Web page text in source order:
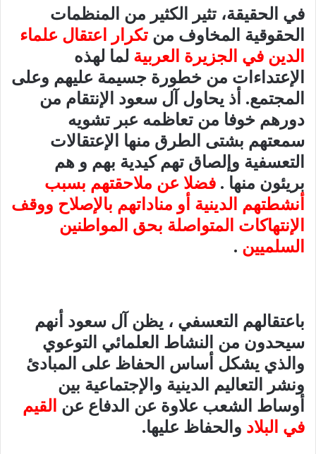
في الحقيقة، تثير الكثير من المنظمات
الحقوقية المخاوف من تكرار اعتقال علماء
الدين في الجزيرة العربية لما لهذه
الإعتداءات من خطورة جسيمة عليهم وعلى
المجتمع. أذ يحاول آل سعود الإنتقام من
دورهم خوفا من تعاظمه عبر تشويه
سمعتهم بشتى الطرق منها الإعتقالات
التعسفية وإلصاق تهم كيدية بهم و هم
بريئون منها . فضلا عن ملاحقتهم بسبب
أنشطتهم الدينية أو مناداتهم بالإصلاح ووقف
الإنتهاكات المتواصلة بحق المواطنين
السلميين .
باعتقالهم التعسفي ، يظن آل سعود أنهم
سيحدون من النشاط العلمائي التوعوي
والذي يشكل أساس الحفاظ على المبادئ
ونشر التعاليم الدينية والإجتماعية بين
أوساط الشعب علاوة عن الدفاع عن القيم
في البلاد والحفاظ عليها.